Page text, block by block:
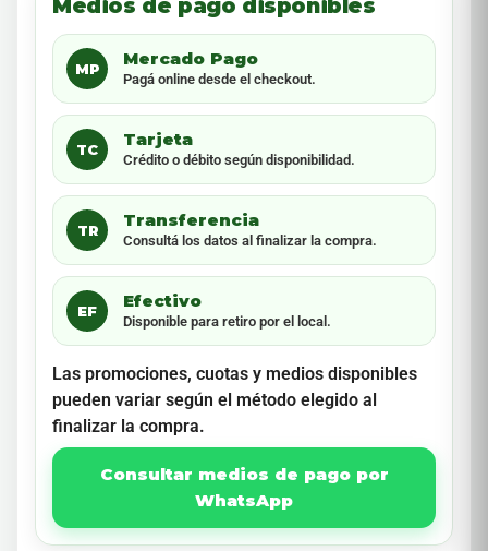
Medios de pago disponibles
MP
Mercado Pago
Pagá online desde el checkout.
TC
Tarjeta
Crédito o débito según disponibilidad.
TR
Transferencia
Consultá los datos al finalizar la compra.
EF
Efectivo
Disponible para retiro por el local.
Las promociones, cuotas y medios disponibles
pueden variar según el método elegido al
finalizar la compra.
Consultar medios de pago por
WhatsApp